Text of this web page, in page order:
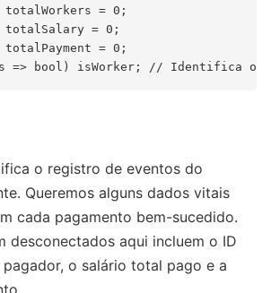
= 0;
totalSalary = 0;
= 0;
o registro de eventos do
Queremos alguns dados vitais
cada pagamento bem-sucedido.
desconectados aqui incluem o ID
o salário total pago e a